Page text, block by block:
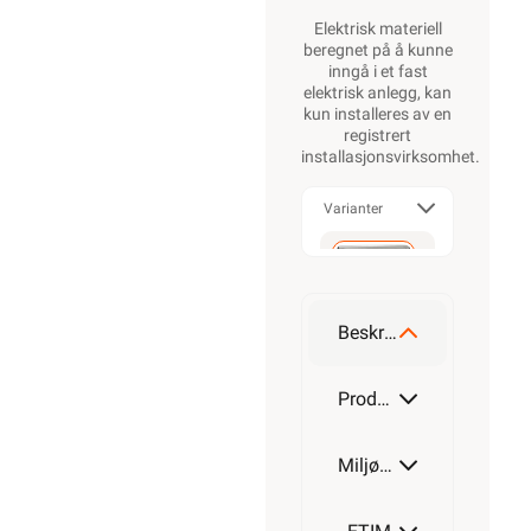
Elektrisk materiell
beregnet på å kunne
inngå i et fast
elektrisk anlegg, kan
kun installeres av en
registrert
installasjonsvirksomhet.
Varianter
Beskrivelse
Produktdetaljer
Miljøparametere